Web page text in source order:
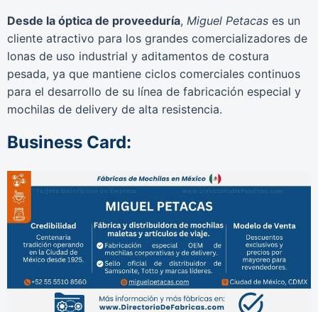
Desde la óptica de proveeduría, Miguel Petacas es un
cliente atractivo para los grandes comercializadores de
lonas de uso industrial y aditamentos de costura
pesada, ya que mantiene ciclos comerciales continuos
para el desarrollo de su línea de fabricación especial y
mochilas de delivery de alta resistencia.
Business Card: